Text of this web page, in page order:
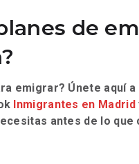
de
emigrar? Únete aquí
Inmigrantes en Madrid
antes de lo que